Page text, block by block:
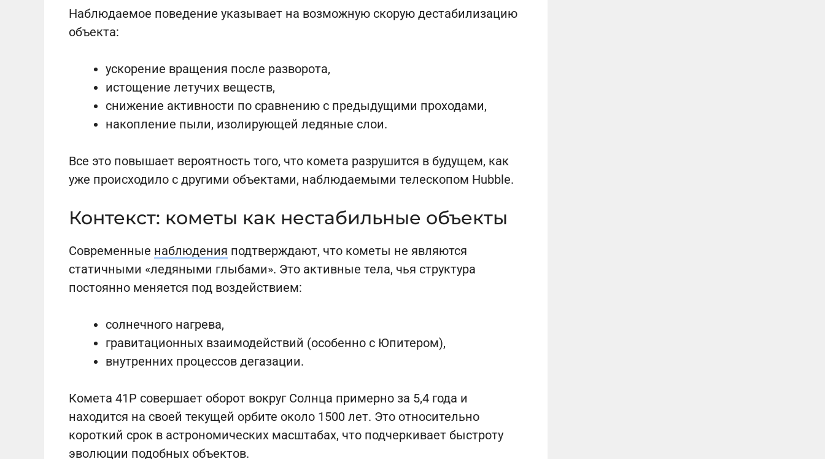
Наблюдаемое поведение указывает на возможную скорую дестабилизацию
объекта:
ускорение вращения после разворота,
истощение летучих веществ,
снижение активности по сравнению с предыдущими проходами,
накопление пыли, изолирующей ледяные слои.
Все это повышает вероятность того, что комета разрушится в будущем, как
уже происходило с другими объектами, наблюдаемыми телескопом Hubble.
Контекст: кометы как нестабильные объекты
Современные наблюдения подтверждают, что кометы не являются
статичными «ледяными глыбами». Это активные тела, чья структура
постоянно меняется под воздействием:
солнечного нагрева,
гравитационных взаимодействий (особенно с Юпитером),
внутренних процессов дегазации.
Комета 41P совершает оборот вокруг Солнца примерно за 5,4 года и
находится на своей текущей орбите около 1500 лет. Это относительно
короткий срок в астрономических масштабах, что подчеркивает быстроту
эволюции подобных объектов.